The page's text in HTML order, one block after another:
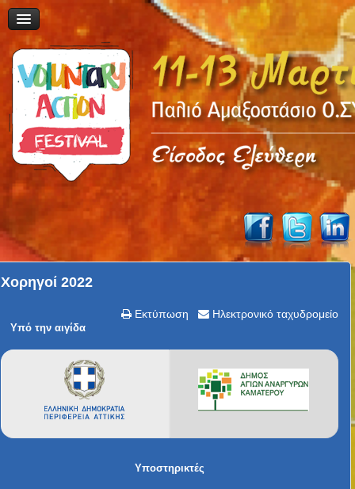
Χορηγοί 2022
Εκτύπωση Ηλεκτρονικό ταχυδρομείο
Υπό την αιγίδα
Υποστηρικτές